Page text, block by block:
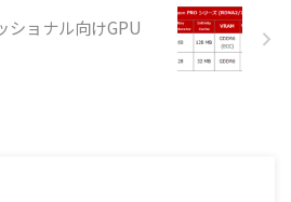
ショナル向けGPU